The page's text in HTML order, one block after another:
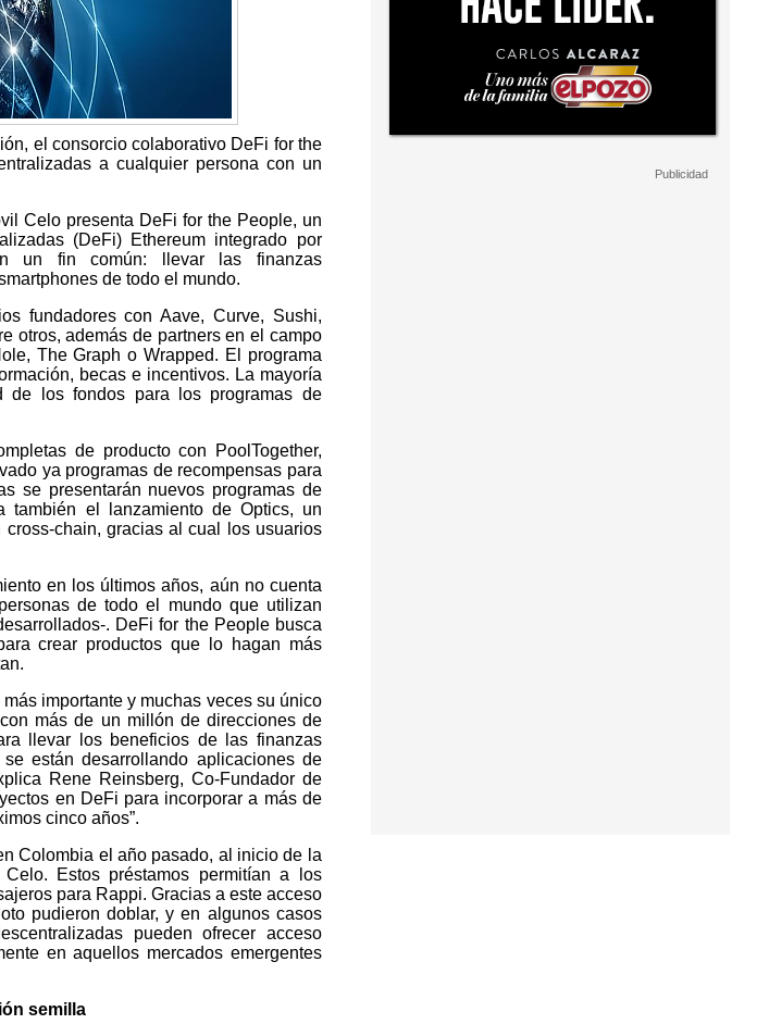
el consorcio colaborativo DeFi for the
a cualquier persona con un
Celo presenta DeFi for the People, un
(DeFi) Ethereum integrado por
un fin común: llevar las finanzas
de todo el mundo.
fundadores con Aave, Curve, Sushi,
otros, además de partners en el campo
The Graph o Wrapped. El programa
becas e incentivos. La mayoría
de los fondos para los programas de
de producto con PoolTogether,
ya programas de recompensas para
se presentarán nuevos programas de
también el lanzamiento de Optics, un
chain, gracias al cual los usuarios
en los últimos años, aún no cuenta
de todo el mundo que utilizan
. DeFi for the People busca
crear productos que lo hagan más
importante y muchas veces su único
más de un millón de direcciones de
llevar los beneficios de las finanzas
están desarrollando aplicaciones de
Rene Reinsberg, Co-Fundador de
en DeFi para incorporar a más de
cinco años”.
Colombia el año pasado, al inicio de la
Estos préstamos permitían a los
para Rappi. Gracias a este acceso
pudieron doblar, y en algunos casos
pueden ofrecer acceso
en aquellos mercados emergentes
semilla